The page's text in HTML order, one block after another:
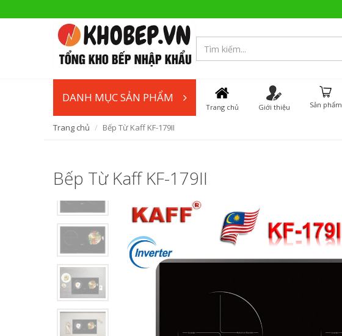
DANH MỤC SẢN PHẨM
Trang chủ Giới thiệu Sản phẩm
Trang chủ Bếp Từ Kaff KF-179II
Bếp Từ Kaff KF-179II